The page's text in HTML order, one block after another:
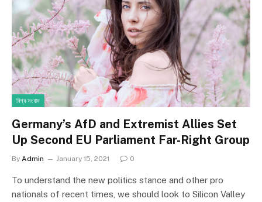
বিশ্ব সংবাদ
Germany’s AfD and Extremist Allies Set
Up Second EU Parliament Far-Right Group
By Admin January 15, 2021 0
To understand the new politics stance and other pro
nationals of recent times, we should look to Silicon Valley